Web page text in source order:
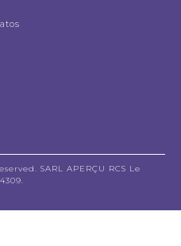
SARL APERÇU RCS Le